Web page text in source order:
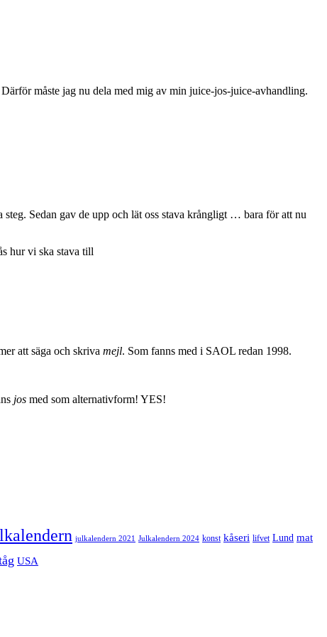
julkalendern 2021 Julkalendern 2024 konst kåseri lifvet Lund mat
USA
måste jag nu dela med mig av min juice-jos-juice-avhandling.
Sedan gav de upp och lät oss stava krångligt … bara för att nu
hur vi ska stava till
att säga och skriva mejl. Som fanns med i SAOL redan 1998.
jos med som alternativform! YES!